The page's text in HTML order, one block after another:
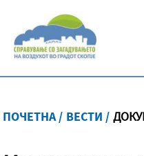
ПОЧЕТНА / ВЕСТИ /